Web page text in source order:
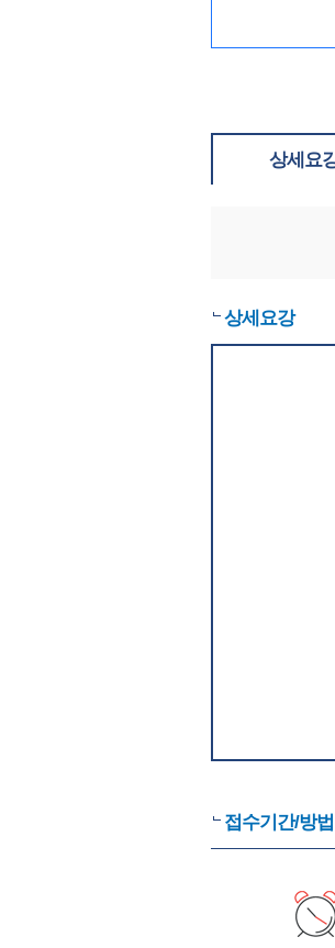
상세요
상세요강
접수기간/방법